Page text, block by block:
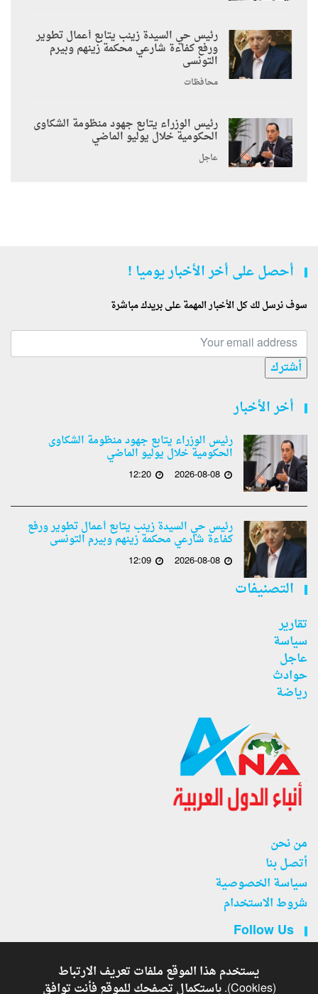
رئيس حي السيدة زينب يتابع أعمال تطوير
ورفع كفاءة شارعي محكمة زينهم وبيرم
التونسى
محافظات
رئيس الوزراء يتابع جهود منظومة الشكاوى
الحكومية خلال يوليو الماضي
عاجل
أحصل على أخر الأخبار يوميا !
سوف نرسل لك كل الأخبار المهمة على بريدك مباشرة
أشترك
أخر الأخبار
رئيس الوزراء يتابع جهود منظومة الشكاوى
الحكومية خلال يوليو الماضي
2026-08-08
12:20
رئيس حي السيدة زينب يتابع أعمال تطوير ورفع
كفاءة شارعي محكمة زينهم وبيرم التونسى
2026-08-08
12:09
التصنيفات
تقارير
سياسة
عاجل
حوادث
رياضة
من نحن
أتصل بنا
سياسة الخصوصية
شروط الاستخدام
Follow Us
يستخدم هذا الموقع ملفات تعريف الارتباط
(Cookies). باستكمال تصفحك للموقع فأنت توافق